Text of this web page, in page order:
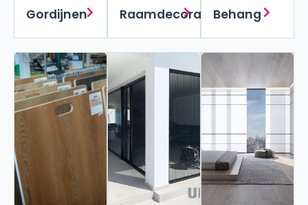
Gordijnen RaamdecoratiesBehang